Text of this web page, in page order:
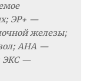
ЭР+ —
железы;
АНА —
ЭКС —